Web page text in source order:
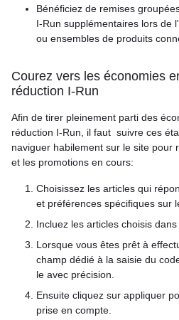
Bénéficiez de remises
I-Run supplémentaires lors de
ou ensembles de produits
Courez vers les économies
réduction I-Run
Afin de tirer pleinement parti des
réduction I-Run, il faut suivre ces
naviguer habilement sur le site pour
et les promotions en cours:
Choisissez les articles qui
et préférences spécifiques sur
Incluez les articles choisis dans
Lorsque vous êtes prêt à
champ dédié à la saisie du
le avec précision.
Ensuite cliquez sur appliquer
prise en compte.